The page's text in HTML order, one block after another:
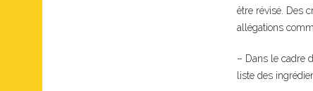
être révisé. Des
allégations
– Dans le cadre
liste des